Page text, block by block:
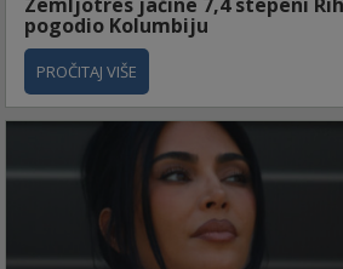
Zemljotres jačine 7,4 stepeni
pogodio Kolumbiju
PROČITAJ VIŠE